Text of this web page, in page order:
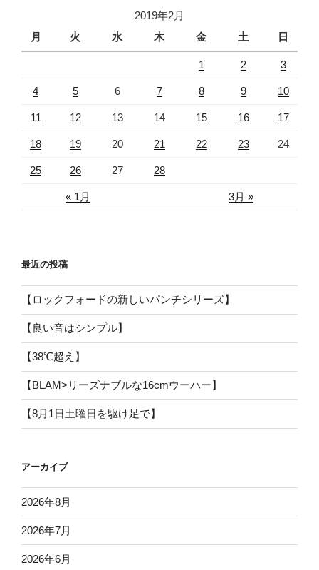
2019年2月
月
火 水 木 金 土 日
« 1月 3月 »
1 2 3
4 5 6 7 8 9 10
11 12 13 14 15 16 17
18 19 20 21 22 23 24
25 26 27 28
最近の投稿
【ロックフォードの新しいパンチシリーズ】
【良い音はシンプル】
【38℃超え】
【BLAM>リーズナブルな16cmウーハー】
【8月1日土曜日を駆け足で】
アーカイブ
2026年8月
2026年7月
2026年6月